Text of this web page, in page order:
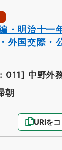
・明治十一
外国交際・
011] 中野外
朝
URIを